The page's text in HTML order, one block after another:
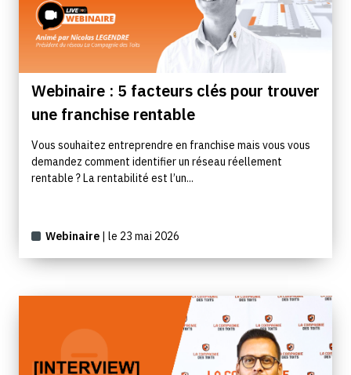
Webinaire : 5 facteurs clés pour trouver
une franchise rentable
Vous souhaitez entreprendre en franchise mais vous vous
demandez comment identifier un réseau réellement
rentable ? La rentabilité est l’un...
Webinaire | le 23 mai 2026